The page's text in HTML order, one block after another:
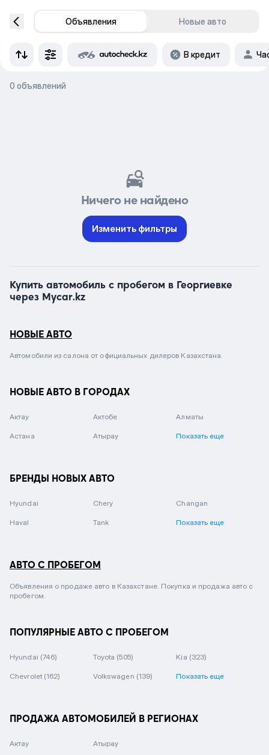
Объявления Новые авто
В кредит
0 объявлений
Ничего не найдено
Изменить фильтры
Купить автомобиль с пробегом в Георгиевке
через Mycar.kz
НОВЫЕ АВТО
Автомобили из салона от официальных дилеров Казахстана.
НОВЫЕ АВТО В ГОРОДАХ
Актау Актобе Алматы
Астана Атырау Показать еще
БРЕНДЫ НОВЫХ АВТО
Hyundai Chery Changan
Haval Tank Показать еще
АВТО С ПРОБЕГОМ
Объявления о продаже авто в Казахстане. Покупка и продажа авто с
пробегом.
ПОПУЛЯРНЫЕ АВТО С ПРОБЕГОМ
Hyundai (746) Toyota (505) Kia (323)
Chevrolet (162) Volkswagen (139) Показать еще
ПРОДАЖА АВТОМОБИЛЕЙ В РЕГИОНАХ
Актау Атырау